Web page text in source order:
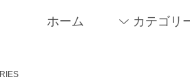
ホーム カテゴリ